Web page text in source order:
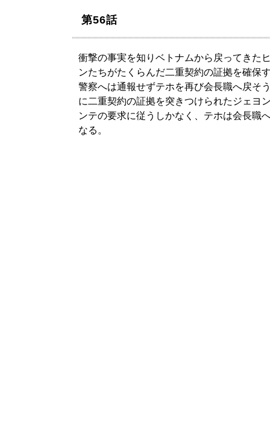
第56話
衝撃の事実を知りベトナムから戻ってきた
ンたちがたくらんだ二重契約の証拠を確保
警察へは通報せずテホを再び会長職へ戻そ
に二重契約の証拠を突きつけられたジェヨ
ンテの要求に従うしかなく、テホは会長職
なる。